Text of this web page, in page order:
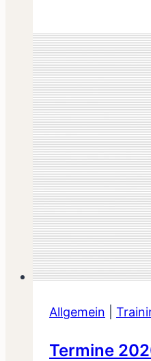
Allgemein
Termine